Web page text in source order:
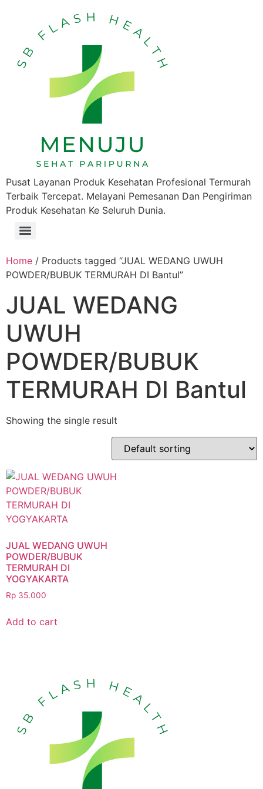
Pusat Layanan Produk Kesehatan Profesional Termurah
Terbaik Tercepat. Melayani Pemesanan Dan Pengiriman
Produk Kesehatan Ke Seluruh Dunia.
Home / Products tagged “JUAL WEDANG UWUH
POWDER/BUBUK TERMURAH DI Bantul”
JUAL WEDANG
UWUH
POWDER/BUBUK
TERMURAH DI Bantul
Showing the single result
JUAL WEDANG UWUH
POWDER/BUBUK
TERMURAH DI
YOGYAKARTA
Rp 35.000
Add to cart